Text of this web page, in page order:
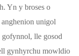
Yn y broses o
unigol
gofynnol, lle gosod
gynhyrchu mowldio